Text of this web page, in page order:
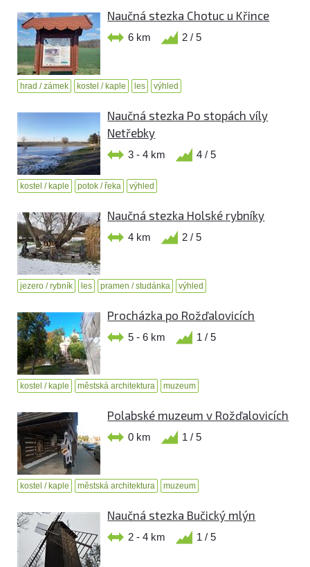
Naučná stezka Chotuc u Křince
6 km 2 / 5
hrad / zámek kostel / kaple les výhled
Naučná stezka Po stopách víly
Netřebky
3 - 4 km 4 / 5
kostel / kaple potok / řeka výhled
Naučná stezka Holské rybníky
4 km 2 / 5
jezero / rybník les pramen / studánka výhled
Procházka po Rožďalovicích
5 - 6 km 1 / 5
kostel / kaple městská architektura muzeum
Polabské muzeum v Rožďalovicích
0 km 1 / 5
kostel / kaple městská architektura muzeum
Naučná stezka Bučický mlýn
2 - 4 km 1 / 5